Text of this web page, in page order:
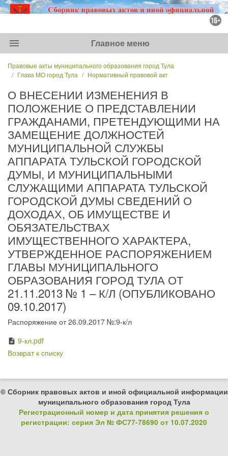
menu Главное меню
Правовые акты муниципального образования город Тула
Глава МО город Тула
Нормативный правовой акт
О ВНЕСЕНИИ ИЗМЕНЕНИЯ В
ПОЛОЖЕНИЕ О ПРЕДСТАВЛЕНИИ
ГРАЖДАНАМИ, ПРЕТЕНДУЮЩИМИ НА
ЗАМЕЩЕНИЕ ДОЛЖНОСТЕЙ
МУНИЦИПАЛЬНОЙ СЛУЖБЫ
АППАРАТА ТУЛЬСКОЙ ГОРОДСКОЙ
ДУМЫ, И МУНИЦИПАЛЬНЫМИ
СЛУЖАЩИМИ АППАРАТА ТУЛЬСКОЙ
ГОРОДСКОЙ ДУМЫ СВЕДЕНИЙ О
ДОХОДАХ, ОБ ИМУЩЕСТВЕ И
ОБЯЗАТЕЛЬСТВАХ
ИМУЩЕСТВЕННОГО ХАРАКТЕРА,
УТВЕРЖДЕННОЕ РАСПОРЯЖЕНИЕМ
ГЛАВЫ МУНИЦИПАЛЬНОГО
ОБРАЗОВАНИЯ ГОРОД ТУЛА ОТ
21.11.2013 № 1 – К/Л (ОПУБЛИКОВАНО
09.10.2017)
Распоряжение от 26.09.2017 №:9-к/л
description 9-кл.pdf
Возврат к списку
© Сборник правовых актов и иной официальной информации
муниципального образования город Тула
Регистрационный номер и дата принятия решения о
регистрации: серия Эл № ФС77-78690 от 10.07.2020